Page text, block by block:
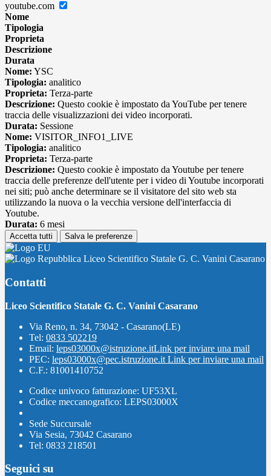
youtube.com
Nome
Tipologia
Proprieta
Descrizione
Durata
Nome: YSC
Tipologia: analitico
Proprieta: Terza-parte
Descrizione: Questo cookie è impostato da YouTube per tenere
traccia delle visualizzazioni dei video incorporati.
Durata: Sessione
Nome: VISITOR_INFO1_LIVE
Tipologia: analitico
Proprieta: Terza-parte
Descrizione: Questo cookie è impostato da Youtube per tenere
traccia delle preferenze dell'utente per i video di Youtube incorporati
nei siti; può anche determinare se il visitatore del sito web sta
utilizzando la nuova o la vecchia versione dell'interfaccia di
Youtube.
Durata: 6 mesi
Accetta tutti Salva le preferenze
Liceo Scientifico Statale G. C. Vanini Casarano
Contatti
Liceo Scientifico Statale G. C. Vanini Casarano
Via Reno, n. 34, 73042 - Casarano(LE)
Tel: 0833 502219
Email: leps03000x@istruzione.itLink per inviare una mail
PEC: leps03000x@pec.istruzione.it Link per inviare una mail
C.F.: 81001410752
Codice univoco fatturazione: UF53XL
Codice meccanografico: LEPS03000X
Sede Succursale
Via Sesia, 73042 Casarano
Tel: 0833 218501
Seguici su